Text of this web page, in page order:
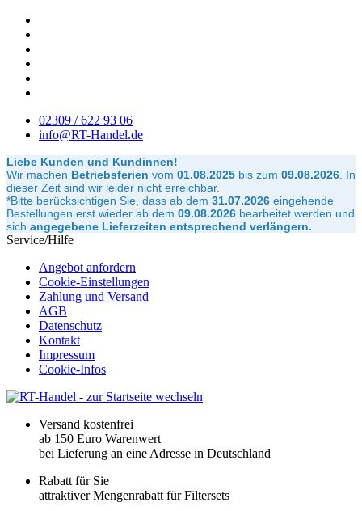
02309 / 622 93 06
info@RT-Handel.de
Liebe Kunden und Kundinnen!
Wir machen Betriebsferien vom 01.08.2025 bis zum 09.08.2026 In
dieser Zeit sind wir leider nicht erreichbar.
*Bitte berücksichtigen Sie, dass ab dem 31.07.2026 eingehende
Bestellungen erst wieder ab dem 09.08.2026 bearbeitet werden und
sich angegebene Lieferzeiten entsprechend verlängern.
Service/Hilfe
Angebot anfordern
Cookie-Einstellungen
Zahlung und Versand
AGB
Datenschutz
Kontakt
Impressum
Cookie-Infos
Versand kostenfrei
ab 150 Euro Warenwert
bei Lieferung an eine Adresse in Deutschland
Rabatt für Sie
attraktiver Mengenrabatt für Filtersets